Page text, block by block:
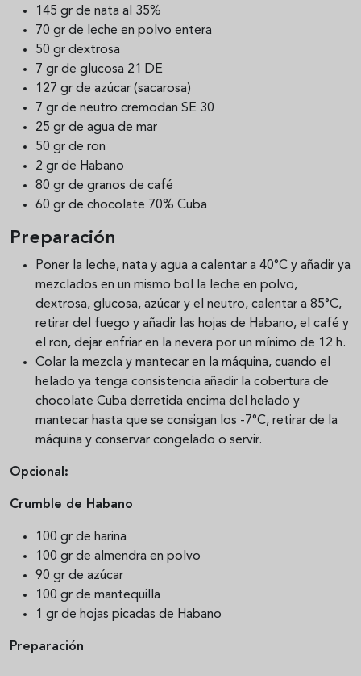
145 gr de nata al 35%
70 gr de leche en polvo entera
50 gr dextrosa
7 gr de glucosa 21 DE
127 gr de azúcar (sacarosa)
7 gr de neutro cremodan SE 30
25 gr de agua de mar
50 gr de ron
2 gr de Habano
80 gr de granos de café
60 gr de chocolate 70% Cuba
Preparación
Poner la leche, nata y agua a calentar a 40°C y añadir ya
mezclados en un mismo bol la leche en polvo,
dextrosa, glucosa, azúcar y el neutro, calentar a 85°C,
retirar del fuego y añadir las hojas de Habano, el café y
el ron, dejar enfriar en la nevera por un mínimo de 12 h.
Colar la mezcla y mantecar en la máquina, cuando el
helado ya tenga consistencia añadir la cobertura de
chocolate Cuba derretida encima del helado y
mantecar hasta que se consigan los -7°C, retirar de la
máquina y conservar congelado o servir.
Opcional:
Crumble de Habano
100 gr de harina
100 gr de almendra en polvo
90 gr de azúcar
100 gr de mantequilla
1 gr de hojas picadas de Habano
Preparación